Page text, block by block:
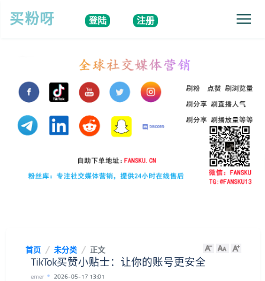
买粉呀 登陆 注册
首页 未分类 正文
TikTok买赞小贴士：让你的账号更安全
emer 2026-05-17 13:01